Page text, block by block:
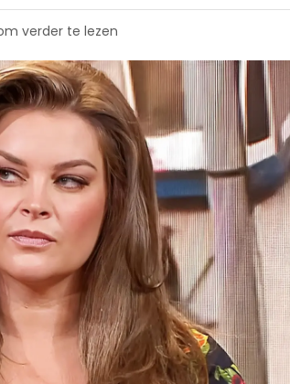
verder te lezen